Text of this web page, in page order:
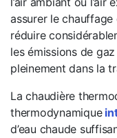
assurer le
réduire
les émissions de
pleinement dans la
La chaudière
thermodynamique
d’eau chaude